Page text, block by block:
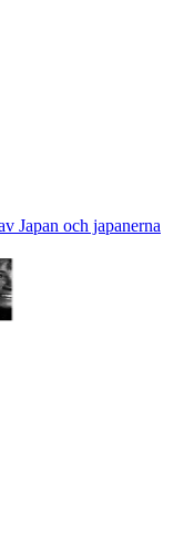
Japan och japanerna